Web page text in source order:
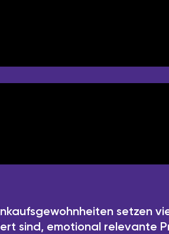
setzen
sind, emotional relevante